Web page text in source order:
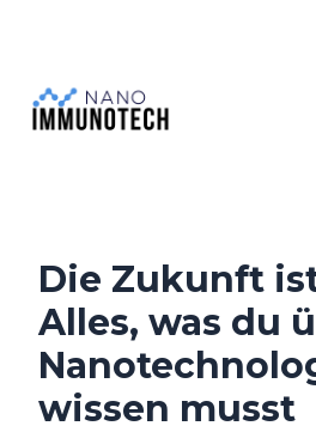
Die Zukunft
Alles, was du
wissen musst